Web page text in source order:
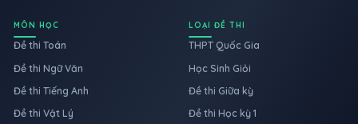
MÔN HỌC
Đề thi Toán
Đề thi Ngữ Văn
Đề thi Tiếng Anh
Đề thi Vật Lý
LOẠI ĐỀ THI
THPT Quốc Gia
Học Sinh Giỏi
Đề thi Giữa kỳ
Đề thi Học kỳ 1